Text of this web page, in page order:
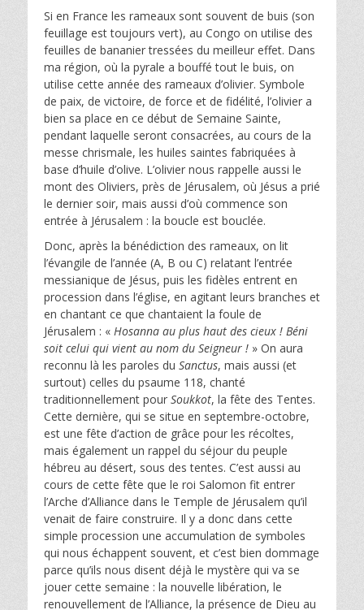
Si en France les rameaux sont souvent de buis (son
feuillage est toujours vert), au Congo on utilise des
feuilles de bananier tressées du meilleur effet. Dans
ma région, où la pyrale a bouffé tout le buis, on
utilise cette année des rameaux d’olivier. Symbole
de paix, de victoire, de force et de fidélité, l’olivier a
bien sa place en ce début de Semaine Sainte,
pendant laquelle seront consacrées, au cours de la
messe chrismale, les huiles saintes fabriquées à
base d’huile d’olive. L’olivier nous rappelle aussi le
mont des Oliviers, près de Jérusalem, où Jésus a prié
le dernier soir, mais aussi d’où commence son
entrée à Jérusalem : la boucle est bouclée.
Donc, après la bénédiction des rameaux, on lit
l’évangile de l’année (A, B ou C) relatant l’entrée
messianique de Jésus, puis les fidèles entrent en
procession dans l’église, en agitant leurs branches et
en chantant ce que chantaient la foule de
Jérusalem : « Hosanna au plus haut des cieux ! Béni
soit celui qui vient au nom du Seigneur ! » On aura
reconnu là les paroles du Sanctus, mais aussi (et
surtout) celles du psaume 118, chanté
traditionnellement pour Soukkot, la fête des Tentes.
Cette dernière, qui se situe en septembre-octobre,
est une fête d’action de grâce pour les récoltes,
mais également un rappel du séjour du peuple
hébreu au désert, sous des tentes. C’est aussi au
cours de cette fête que le roi Salomon fit entrer
l’Arche d’Alliance dans le Temple de Jérusalem qu’il
venait de faire construire. Il y a donc dans cette
simple procession une accumulation de symboles
qui nous échappent souvent, et c’est bien dommage
parce qu’ils nous disent déjà le mystère qui va se
jouer cette semaine : la nouvelle libération, le
renouvellement de l’Alliance, la présence de Dieu au